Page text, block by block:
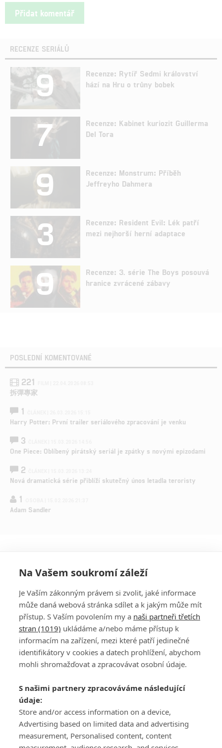
RECENZE SERIÁLŮ
9
Recenze: Rytíř Sedmi království
hází na Hru o trůny bobek
7
Recenze: Kabinet kuriozit Guillerma
Del Tora
9
Recenze: Monstrum: Příběh
Jeffreyho Dahmera
3
Recenze: Resident Evil: Lék patří
mezi nejhorší herní adaptace
9
Recenze: 3. série The Boys posouvá
hranice zvrácené zábavy
POSLEDNÍ KOMENTOVANÉ
221
拆彈專家
1
Harry Potter: První trailer seriálového zpracování je venku
3
One Piece: Oblíbený pirátský seriál je zpátky s novými epizodami
2
Nová dramatická série přiblíží skutečný únos letadla teroristy
1
Adam Sandler
PŘIHLÁSIT
REGISTROVAT
DISKUZE
Šéfredaktorkou webu jePetr Slavík, e-mailserialy@fandimefilmu.cz
Máte-li zájem o inzerci na našem webu napište nám na e-mail
studio@koncal.com
Ochrana osobních údajů|Zásady používání cookies|Pravidla webu
Upravit nastavení soukromí
Na Vašem soukromí záleží
Je Vaším zákonným právem si zvolit, jaké informace
může daná webová stránka sdílet a k jakým může mít
přístup. S Vaším povolením my a naši partneři třetích
stran (1019) ukládáme a/nebo máme přístup k
informacím na zařízení, mezi které patří jedinečné
identifikátory v cookies a datech prohlížení, abychom
mohli shromažďovat a zpracovávat osobní údaje.
S našimi partnery zpracováváme následující
údaje:
Store and/or access information on a device,
Advertising based on limited data and advertising
measurement, Personalised content, content